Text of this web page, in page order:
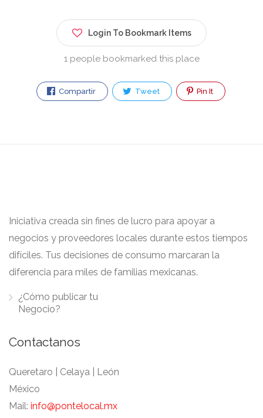
Login To Bookmark Items
1 people bookmarked this place
Compartir Tweet Pin It
Iniciativa creada sin fines de lucro para apoyar a
negocios y proveedores locales durante estos tiempos
difíciles. Tus decisiones de consumo marcaran la
diferencia para miles de familias mexicanas.
¿Cómo publicar tu
Negocio?
Contactanos
Queretaro | Celaya | León
México
Mail: info@pontelocal.mx